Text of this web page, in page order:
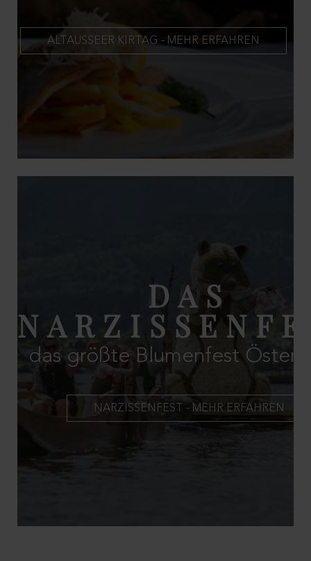
ALTAUSSEER KIRTAG - MEHR ERFAHREN
DAS
das größte Blumenfest
NARZISSENFEST - MEHR ERFAHREN